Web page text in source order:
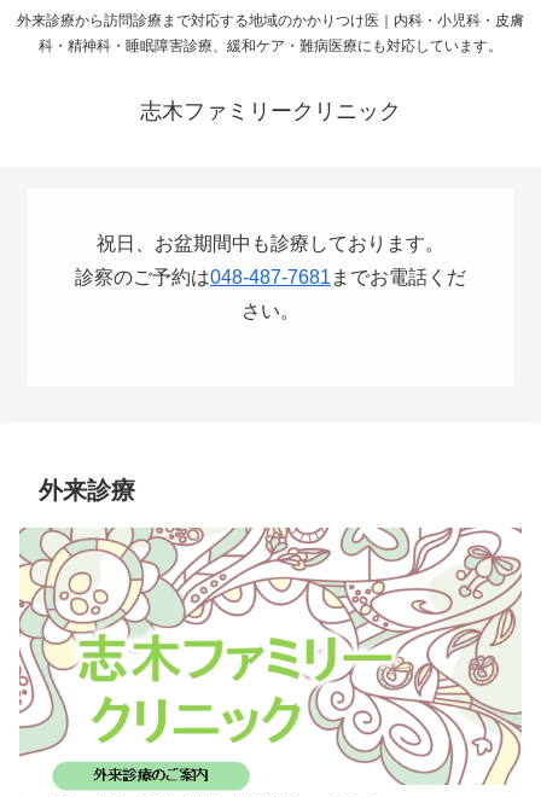
外来診療から訪問診療まで対応する地域のかかりつけ医｜内科・小児科・皮膚
科・精神科・睡眠障害診療、緩和ケア・難病医療にも対応しています。
志木ファミリークリニック
祝日、お盆期間中も診療しております。
診察のご予約は048-487-7681 までお電話くだ
さい。
外来診療